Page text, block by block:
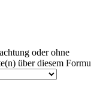
oder ohne
über diesem